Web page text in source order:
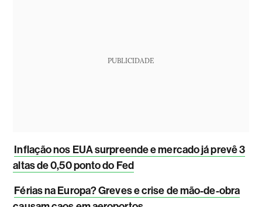
PUBLICIDADE
Inflação nos EUA surpreende e mercado já prevê 3
altas de 0,50 ponto do Fed
Férias na Europa? Greves e crise de mão-de-obra